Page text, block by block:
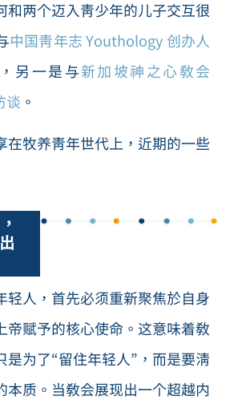
和两个迈入青少年的儿子交互很
中国青年志 Youthology 创办人
，另一是与新加坡神之心教会
谈 。
在牧养青年世代上，近期的一些
轻人，首先必须重新聚焦於自身
帝赋予的核心使命。这意味着教
是为了“留住年轻人”，而是要清
本质。当教会展现出一个超越内